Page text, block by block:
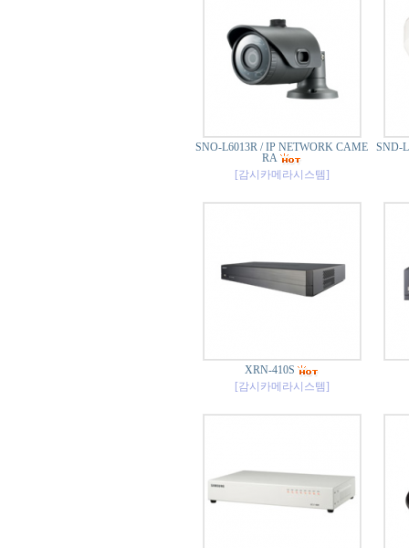
SNO-L6013R / IP NETWORK CAME
RA
[감시카메라시스템]
SND-
XRN-410S
[감시카메라시스템]